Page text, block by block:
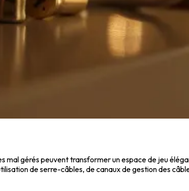
gérés peuvent transformer un espace de jeu
de serre-câbles, de canaux de gestion des